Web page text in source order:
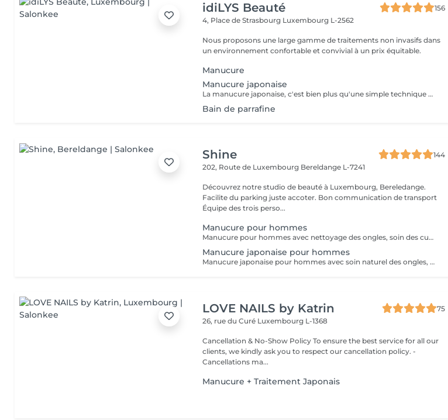
idiLYS Beauté
156
4, Place de Strasbourg Luxembourg L-2562
Nous proposons une large gamme de traitements non invasifs dans
un environnement confortable et convivial à un prix équitable.
Manucure
Manucure japonaise
La manucure japonaise, c'est bien plus qu'une simple technique de soin des ongles. Le but, c'est vraiment de redonner de l'éclat et de la vitalité aux ongles. Des ingrédients naturels sont utilisés pour chouchouter les ongles et mettre en valeur leur beauté innée : - on nourrit et on renforce les ongles avec des produits comme la cire d'abeille, le lait de riz et le soja. - on utilise des outils spécifiques et des techniques toutes douces, comme un polissage délicat et l'application de pâtes riches en nutriments.
Bain de parrafine
Shine
144
202, Route de Luxembourg Bereldange L-7241
Découvrez notre studio de beauté à Luxembourg, Bereledange.
Facilite du parking juste accoter. Bon communication de transport
Équipe des trois perso...
Manucure pour hommes
Manucure pour hommes avec nettoyage des ongles, soin des cuticules, mise en forme et hydratation des mains. Idéal pour des mains propres, soignées et naturelles.
Manucure japonaise pour hommes
Manucure japonaise pour hommes avec soin naturel des ongles, polissage avec pâte minérale et poudre nutritive. Renforce les ongles, donne une brillance naturelle et un aspect soigné sans vernis.
LOVE NAILS by Katrin
75
26, rue du Curé Luxembourg L-1368
Cancellation & No-Show Policy To ensure the best service for all our
clients, we kindly ask you to respect our cancellation policy. -
Cancellations ma...
Manucure + Traitement Japonais